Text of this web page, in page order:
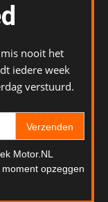
nooit het
iedere week
verstuurd.
Verzenden
Motor.NL
opzeggen